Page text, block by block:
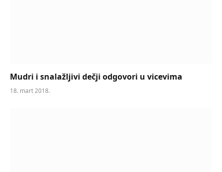
Mudri i snalažljivi dečji odgovori u vicevima
18. mart 2018.